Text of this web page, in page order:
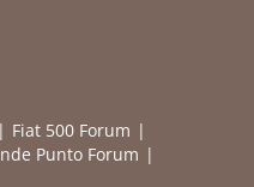
Fiat 500 Forum
Punto Forum